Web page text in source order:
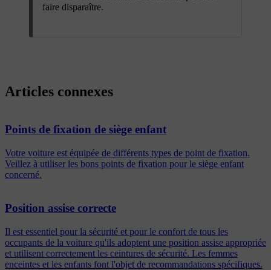
faire disparaître.
Articles connexes
Points de fixation de siège enfant
Votre voiture est équipée de différents types de point de fixation.
Veillez à utiliser les bons points de fixation pour le siège enfant
concerné.
Position assise correcte
Il est essentiel pour la sécurité et pour le confort de tous les
occupants de la voiture qu'ils adoptent une position assise appropriée
et utilisent correctement les ceintures de sécurité. Les femmes
enceintes et les enfants font l'objet de recommandations spécifiques.